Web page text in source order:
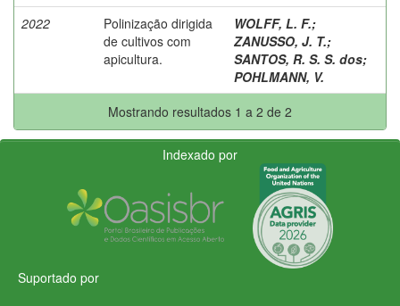
2022
Polinização dirigida
de cultivos com
apicultura.
WOLFF, L. F.;
ZANUSSO, J. T.;
SANTOS, R. S. S. dos;
POHLMANN, V.
Mostrando resultados 1 a 2 de 2
Indexado por
Suportado por